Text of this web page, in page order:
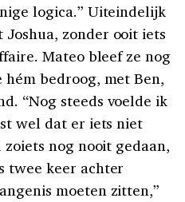
logica.” Uiteindelijk
zonder ooit iets
Mateo bleef ze nog
bedroog, met Ben,
“Nog steeds voelde ik
wel dat er iets niet
nog nooit gedaan,
twee keer achter
moeten zitten,”